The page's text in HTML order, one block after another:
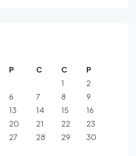
P C C
P
1
2
6 7 8
9
13 14 15
16
20 21 22
23
27 28 29
30